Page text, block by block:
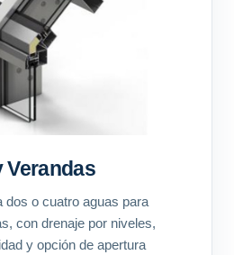
Verandas
dos o cuatro aguas para
con drenaje por niveles,
y opción de apertura